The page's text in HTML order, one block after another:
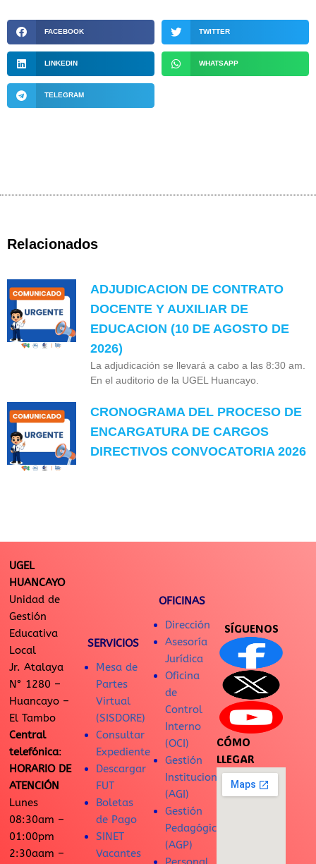
FACEBOOK TWITTER
LINKEDIN WHATSAPP
TELEGRAM
Relacionados
ADJUDICACION DE CONTRATO
DOCENTE Y AUXILIAR DE
EDUCACION (10 DE AGOSTO DE
2026)
La adjudicación se llevará a cabo a las 8:30 am.
En el auditorio de la UGEL Huancayo.
CRONOGRAMA DEL PROCESO DE
ENCARGATURA DE CARGOS
DIRECTIVOS CONVOCATORIA 2026
UGEL
HUANCAYO
Unidad de
Gestión
Educativa
Local
Jr. Atalaya
N° 1280 –
Huancayo –
El Tambo
Central
telefónica:
HORARIO DE
ATENCIÓN
Lunes
08:30am –
01:00pm
2:30aam –
SERVICIOS
Mesa de
Partes
Virtual
(SISDORE)
Consultar
Expediente
Descargar
FUT
Boletas
de Pago
SINET
Vacantes
OFICINAS
Dirección
Asesoría
Jurídica
Oficina
de
Control
Interno
(OCI)
Gestión
Institucional
(AGI)
Gestión
Pedagógica
(AGP)
SÍGUENOS
CÓMO
LLEGAR